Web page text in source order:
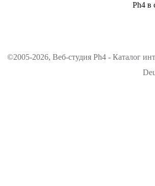
Ph4 в
©2005-2026, Веб-студия Ph4 - Каталог